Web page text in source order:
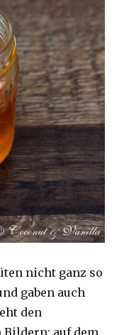
nicht ganz so
gaben auch
den